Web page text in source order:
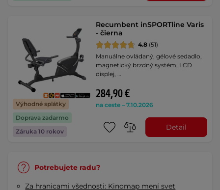
Výhodné splátky
Doprava zadarmo
Záruka 10 rokov
Recumbent inSPORTline Varis
- čierna
4.8 (51)
Manuálne ovládaný, gélové sedadlo,
magnetický brzdný systém, LCD
displej, …
284,90 €
na ceste – 7.10.2026
Detail
Potrebujete radu?
Za hranicami všednosti: Kinomap mení svet